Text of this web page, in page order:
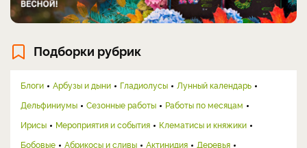
Подборки рубрик
Блоги Арбузы и дыни Гладиолусы
Лунный календарь
Дельфиниумы
Сезонные работы
Работы по месяцам
Ирисы
Мероприятия и события
Клематисы и княжики
Бобовые
Абрикосы и сливы Актинидия
Деревья